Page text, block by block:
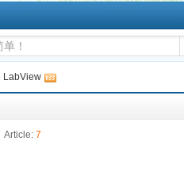
LabView
Article: 7